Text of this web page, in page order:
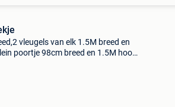
vleugels van elk 1.5M breed en
poortje 98cm breed en 1.5M hoog